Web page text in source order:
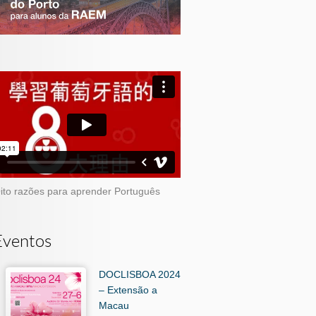
razões para aprender Português
DOCLISBOA 2024
– Extensão a
Macau